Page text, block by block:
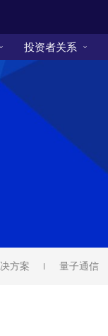
投资者关系
方案 量子通信